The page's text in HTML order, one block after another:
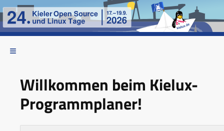
Willkommen beim Kielux-
Programmplaner!